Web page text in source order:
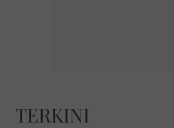
TERKINI